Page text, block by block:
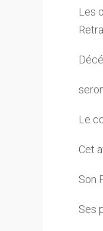
Les
Le
Cet
Son
Ses